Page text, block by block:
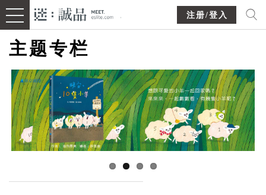
注册/登入
主题专栏